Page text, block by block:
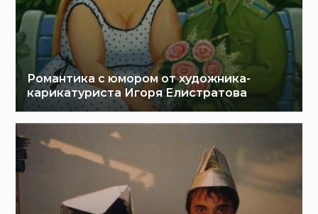
Романтика с юмором от художника-
карикатуриста Игоря Елистратова